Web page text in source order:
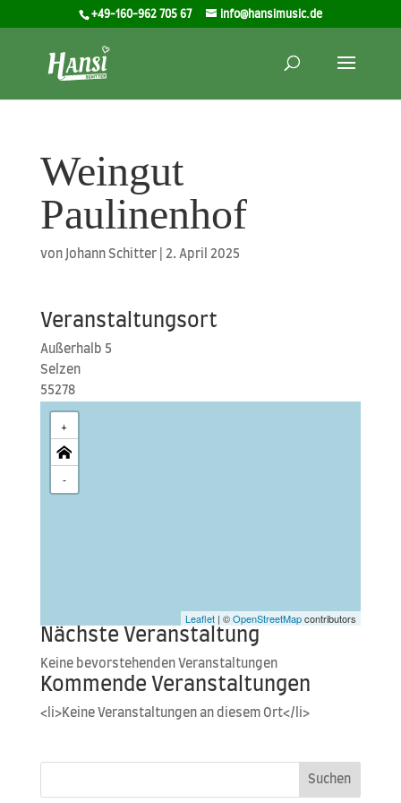
+49-160-962 705 67 info@hansimusic.de
Weingut
Paulinenhof
von Johann Schitter| 2. April 2025
Veranstaltungsort
Außer­halb 5
Sel­zen
55278
+
-
Leaflet | ©OpenStreetMapcontributors
Nächste Veranstaltung
Kei­ne bevor­ste­hen­den Veranstaltungen
Kommende Veranstaltungen
<li>Keine Ver­an­stal­tun­gen an die­sem Ort</li>